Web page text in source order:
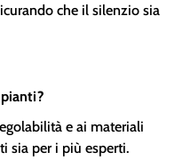
che il silenzio sia
e ai materiali
sia per i più esperti.